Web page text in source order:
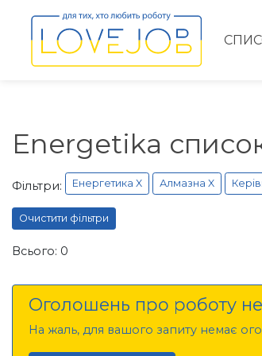
Energetika
Фільтри: Енергетика X Алмазна X
Очистити фільтри
Всього: 0
Оголошень про роботу
На жаль, для вашого запиту немає